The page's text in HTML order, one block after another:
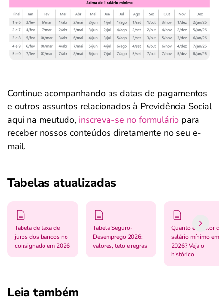
Continue acompanhando as datas de pagamentos
e outros assuntos relacionados à Previdência Social
aqui na meutudo, inscreva-se no formulário para
receber nossos conteúdos diretamente no seu e-
mail.
Tabelas atualizadas
Tabela de taxa de
juros dos bancos no
consignado em 2026
Tabela Seguro-
Desemprego 2026:
valores, teto e regras
Quanto é o valor
salário mínimo em
2026? Veja o
histórico
Leia também